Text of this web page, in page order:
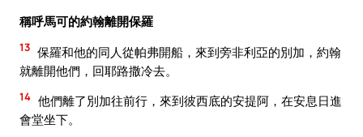
稱呼馬可的約翰離開保羅
13 保羅和他的同人從帕弗開船，來到旁非利亞的別加，約翰
就離開他們，回耶路撒冷去。
14 他們離了別加往前行，來到彼西底的安提阿，在安息日進
會堂坐下。